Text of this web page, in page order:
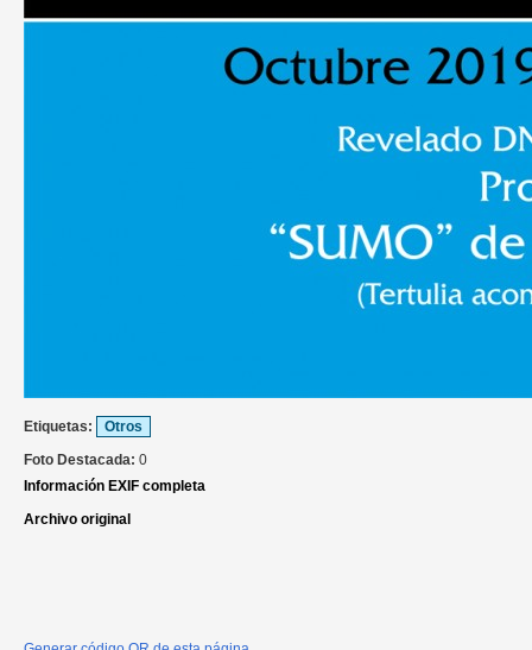
Etiquetas:
Otros
Foto Destacada: 0
Información EXIF completa
Archivo original